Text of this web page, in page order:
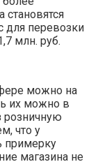
для перевозки
млн. руб.
можно на
их можно в
розничную
что у
примерку
магазина не